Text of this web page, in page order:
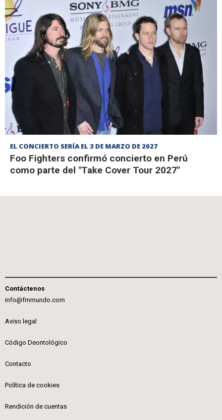
EL CONCIERTO SERÍA EL 3 DE MARZO DE 2027
Foo Fighters confirmó concierto en Perú
como parte del "Take Cover Tour 2027"
Contáctenos
info@fmmundo.com
Aviso legal
Código Deontológico
Contacto
Política de cookies
Rendición de cuentas